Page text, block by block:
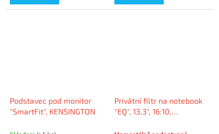
Podstavec pod monitor
"SmartFit", KENSINGTON
Privátní filtr na notebook
"EQ", 13,3", 16:10,